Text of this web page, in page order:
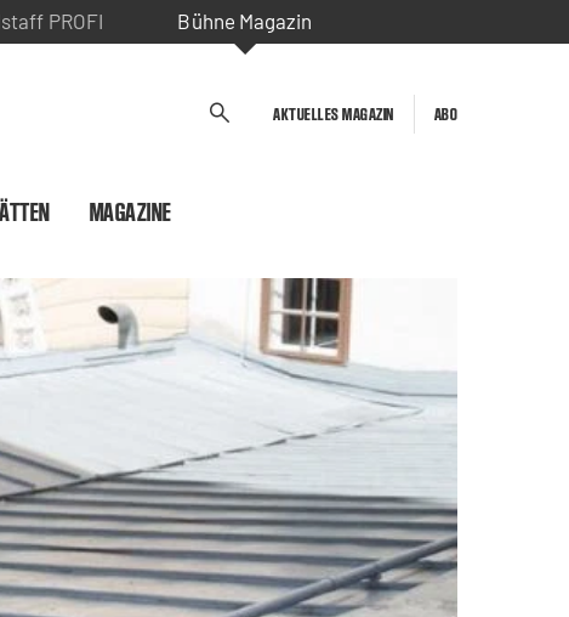
PROFI Bühne Magazin
AKTUELLES MAGAZIN ABO
MAGAZINE